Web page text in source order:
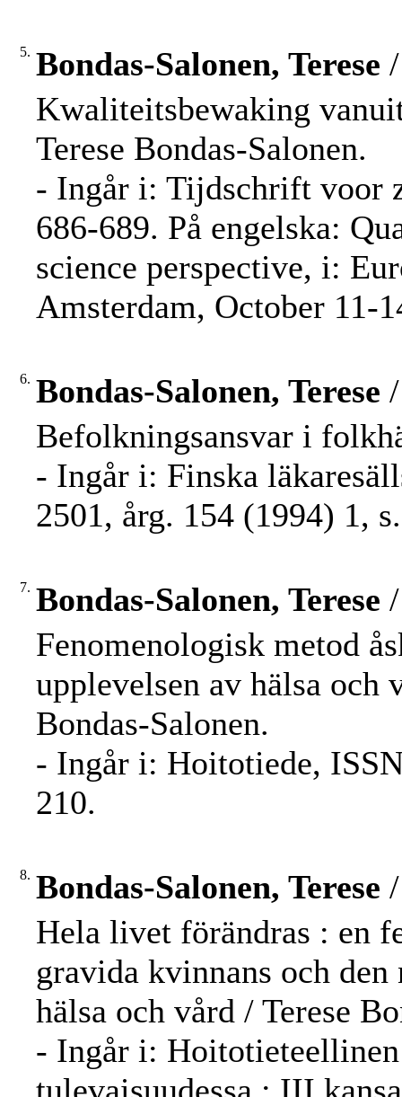
5. Bondas-Salonen, Terese
Kwaliteitsbewaking
Terese Bondas-Salonen.
- Ingår i: Tijdschrift voor
686-689. På engelska:
science perspective, i:
Amsterdam, October 11-
6. Bondas-Salonen, Terese
Befolkningsansvar i
- Ingår i: Finska
2501, årg. 154 (1994) 1,
7. Bondas-Salonen, Terese
Fenomenologisk metod
upplevelsen av hälsa och
Bondas-Salonen.
- Ingår i: Hoitotiede,
210.
8. Bondas-Salonen, Terese
Hela livet förändras : en
gravida kvinnans och
hälsa och vård / Terese
- Ingår i: